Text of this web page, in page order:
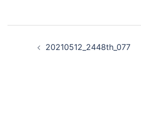
20210512_2448th_077